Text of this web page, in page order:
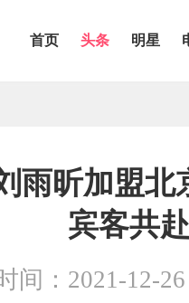
首页 头条 明星
雨昕加盟
宾客共
间：2021-12-26